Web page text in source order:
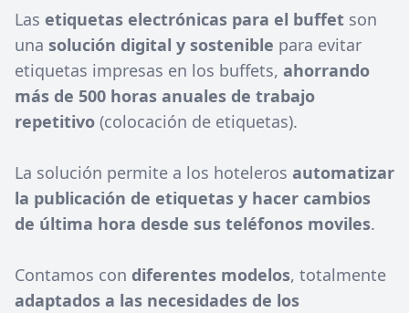
Las etiquetas electrónicas para el buffet son
una solución digital y sostenible para evitar
etiquetas impresas en los buffets, ahorrando
más de 500 horas anuales de trabajo
repetitivo (colocación de etiquetas).
La solución permite a los hoteleros automatizar
la publicación de etiquetas y hacer cambios
de última hora desde sus teléfonos moviles.
Contamos con diferentes modelos, totalmente
adaptados a las necesidades de los